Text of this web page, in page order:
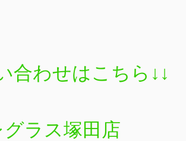
合わせはこちら ↓↓
グラス塚田店